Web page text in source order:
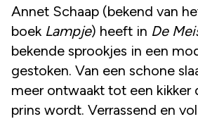
Annet Schaap (bekend van
boek Lampje) heeft in De
bekende sprookjes in een
gestoken. Van een schone
meer ontwaakt tot een kikker
prins wordt. Verrassend en